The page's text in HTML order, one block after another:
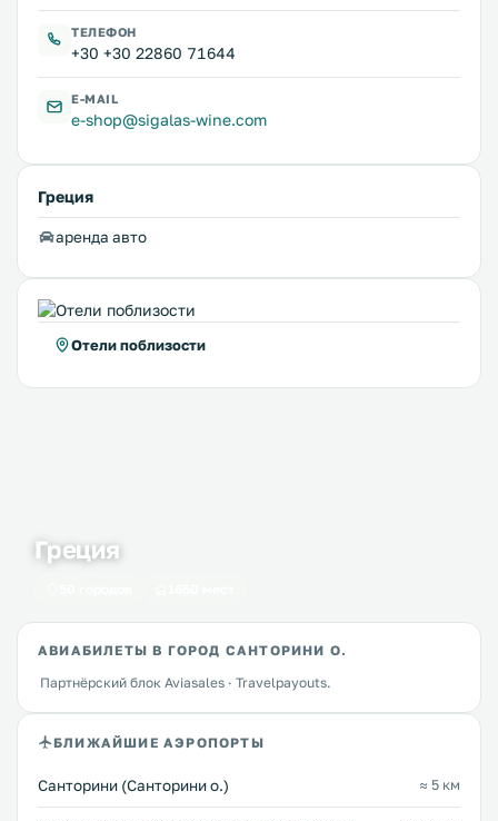
ТЕЛЕФОН
+30 +30 22860 71644
E-MAIL
e-shop@sigalas-wine.com
Греция
аренда авто
Отели поблизости
Греция
АВИАБИЛЕТЫ В ГОРОД САНТОРИНИ О.
Партнёрский блок Aviasales · Travelpayouts.
БЛИЖАЙШИЕ АЭРОПОРТЫ
Санторини (Санторини о.) ≈ 5 км